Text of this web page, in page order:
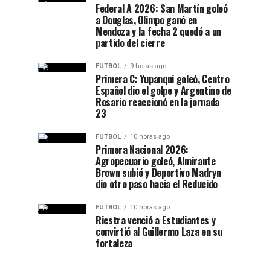
Federal A 2026: San Martín goleó
a Douglas, Olimpo ganó en
Mendoza y la fecha 2 quedó a un
partido del cierre
FUTBOL 9 horas ago
Primera C: Yupanqui goleó, Centro
Español dio el golpe y Argentino de
Rosario reaccionó en la jornada
23
FUTBOL 10 horas ago
Primera Nacional 2026:
Agropecuario goleó, Almirante
Brown subió y Deportivo Madryn
dio otro paso hacia el Reducido
FUTBOL 10 horas ago
Riestra venció a Estudiantes y
convirtió al Guillermo Laza en su
fortaleza